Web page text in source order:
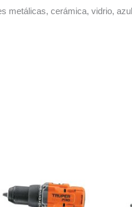
metálicas, cerámica, vidrio,